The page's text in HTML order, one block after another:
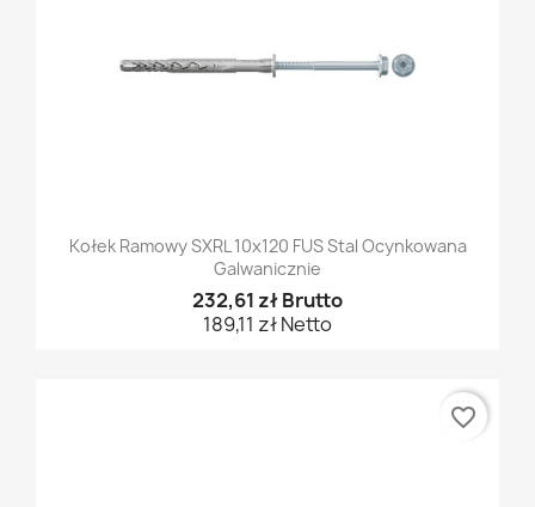
Kołek Ramowy SXRL 10x120 FUS Stal Ocynkowana
Galwanicznie
232,61 zł Brutto
189,11 zł Netto
favorite_border